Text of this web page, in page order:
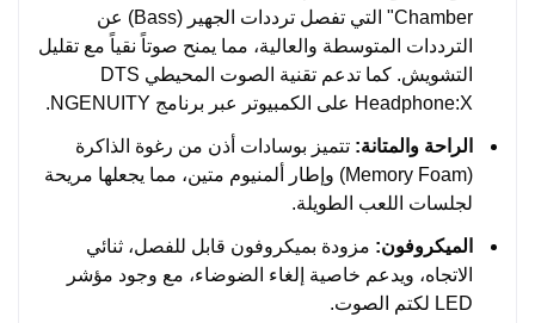
Chamber" التي تفصل ترددات الجهير (Bass) عن
الترددات المتوسطة والعالية، مما يمنح صوتاً نقياً مع تقليل
التشويش. كما تدعم تقنية الصوت المحيطي DTS
Headphone:X على الكمبيوتر عبر برنامج NGENUITY.
الراحة والمتانة: تتميز بوسادات أذن من رغوة الذاكرة
(Memory Foam) وإطار ألمنيوم متين، مما يجعلها مريحة
لجلسات اللعب الطويلة.
الميكروفون: مزودة بميكروفون قابل للفصل، ثنائي
الاتجاه، ويدعم خاصية إلغاء الضوضاء، مع وجود مؤشر
LED لكتم الصوت.